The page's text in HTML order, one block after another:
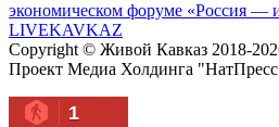
экономическом форуме «Россия —
LIVEKAVKAZ
Copyright © Живой Кавказ 2018-
Проект Медиа Холдинга
1